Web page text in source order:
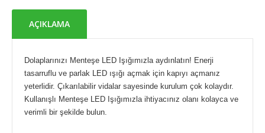
AÇIKLAMA
Dolaplarınızı Menteşe LED Işığımızla aydınlatın! Enerji
tasarruflu ve parlak LED ışığı açmak için kapıyı açmanız
yeterlidir. Çıkarılabilir vidalar sayesinde kurulum çok kolaydır.
Kullanışlı Menteşe LED Işığımızla ihtiyacınız olanı kolayca ve
verimli bir şekilde bulun.